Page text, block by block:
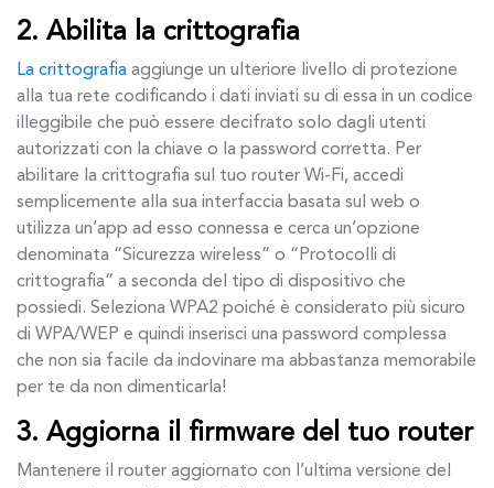
2. Abilita la crittografia
La crittografia aggiunge un ulteriore livello di protezione
alla tua rete codificando i dati inviati su di essa in un codice
illeggibile che può essere decifrato solo dagli utenti
autorizzati con la chiave o la password corretta. Per
abilitare la crittografia sul tuo router Wi-Fi, accedi
semplicemente alla sua interfaccia basata sul web o
utilizza un’app ad esso connessa e cerca un’opzione
denominata “Sicurezza wireless” o “Protocolli di
crittografia” a seconda del tipo di dispositivo che
possiedi. Seleziona WPA2 poiché è considerato più sicuro
di WPA/WEP e quindi inserisci una password complessa
che non sia facile da indovinare ma abbastanza memorabile
per te da non dimenticarla!
3. Aggiorna il firmware del tuo router
Mantenere il router aggiornato con l’ultima versione del